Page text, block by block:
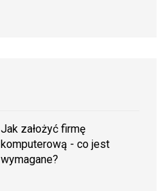
Jak założyć firmę
komputerową - co jest
wymagane?